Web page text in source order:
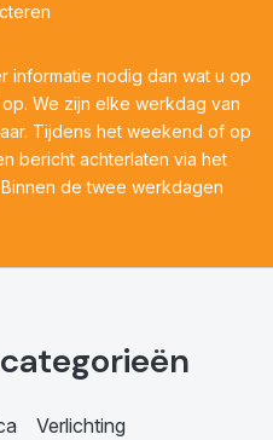
informatie nodig dan wat u op
We zijn elke werkdag van
Tijdens het weekend of op
bericht achterlaten via het
de twee werkdagen
Verlichting